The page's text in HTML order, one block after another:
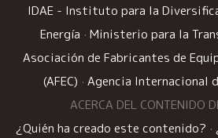
IDAE - Instituto para la
Energía · Ministerio para la
Asociación de Fabricantes de
(AFEC) · Agencia Internacional
ACERCA DEL CONTENIDO
¿Quién ha creado este contenido? ·